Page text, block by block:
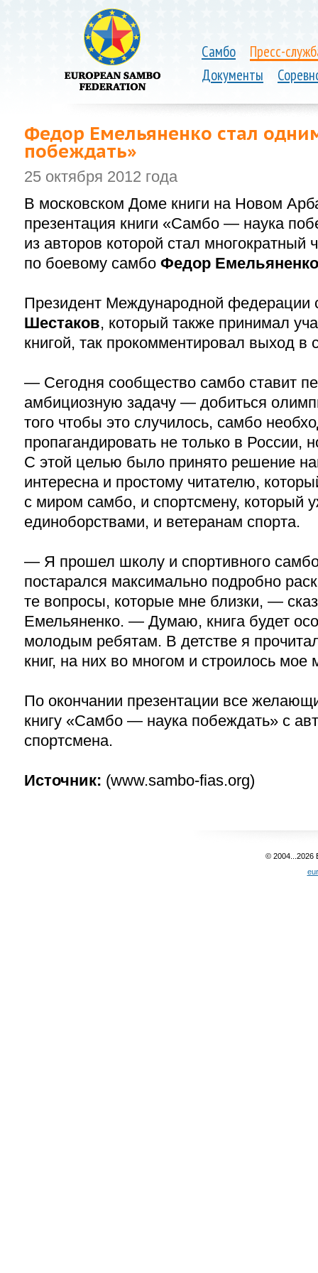
Самбо
Пресс-
Документы
Федор Емельяненко стал
побеждать»
25 октября 2012 года
В московском Доме книги на Новом
презентация книги «Самбо — наука
из авторов которой стал многократный
по боевому самбо Федор Емельяненко
Президент Международной федерации
Шестаков, который также принимал
книгой, так прокомментировал выход в
— Сегодня сообщество самбо ставит
амбициозную задачу — добиться
того чтобы это случилось, самбо
пропагандировать не только в России,
С этой целью было принято решение
интересна и простому читателю,
с миром самбо, и спортсмену, который
единоборствами, и ветеранам спорта.
— Я прошел школу и спортивного
постарался максимально подробно
те вопросы, которые мне близки, —
Емельяненко. — Думаю, книга будет
молодым ребятам. В детстве я
книг, на них во многом и строилось мое
По окончании презентации все
книгу «Самбо — наука побеждать» с
спортсмена.
Источник: (www.sambo-fias.org)
© 2004...2026